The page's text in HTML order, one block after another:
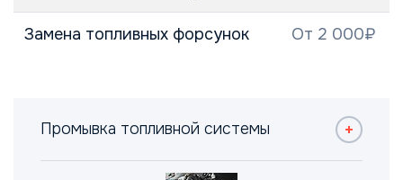
Замена топливных форсунок От 2 000₽
Промывка топливной системы